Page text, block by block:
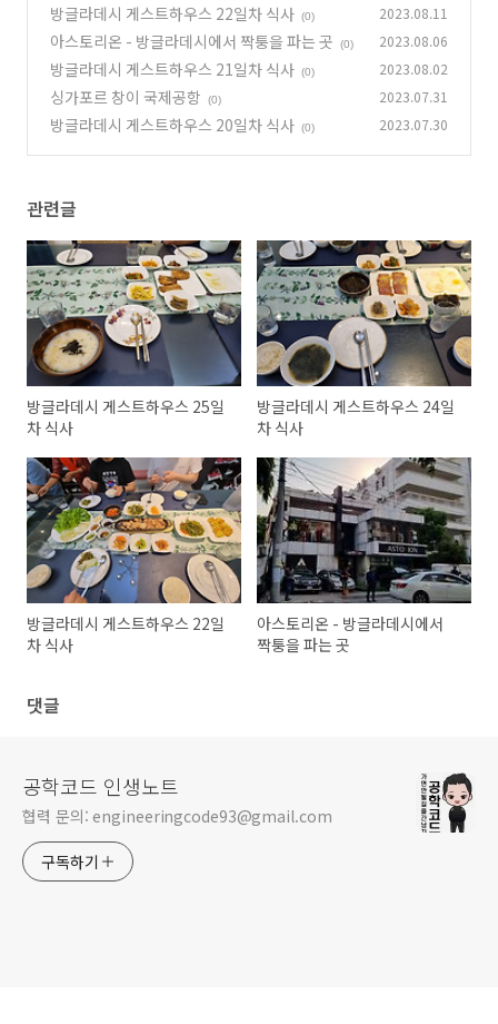
방글라데시 게스트하우스 22일차 식사 (0) 2023.08.11
아스토리온 - 방글라데시에서 짝퉁을 파는 곳 (0) 2023.08.06
방글라데시 게스트하우스 21일차 식사 (0) 2023.08.02
싱가포르 창이 국제공항 (0) 2023.07.31
방글라데시 게스트하우스 20일차 식사 (0) 2023.07.30
관련글
방글라데시 게스트하우스 25일
차 식사
방글라데시 게스트하우스 24일
차 식사
방글라데시 게스트하우스 22일
차 식사
아스토리온 - 방글라데시에서
짝퉁을 파는 곳
댓글
공학코드 인생노트
협력 문의: engineeringcode93@gmail.com
구독하기